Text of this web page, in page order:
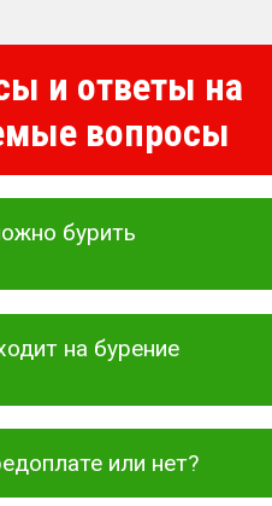
и ответы на
вопросы
бурить
на бурение
или нет?